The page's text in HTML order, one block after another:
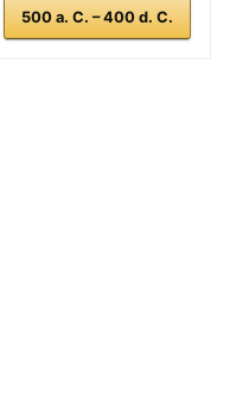
500 a. C. – 400 d. C.